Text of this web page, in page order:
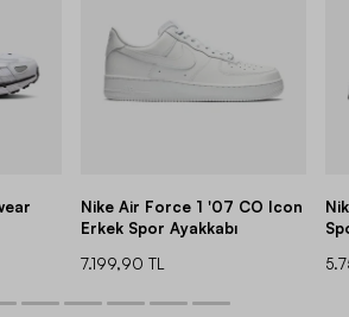
Nike Air Force 1 '07 CO Icon
Erkek Spor Ayakkabı
7.199,90 TL